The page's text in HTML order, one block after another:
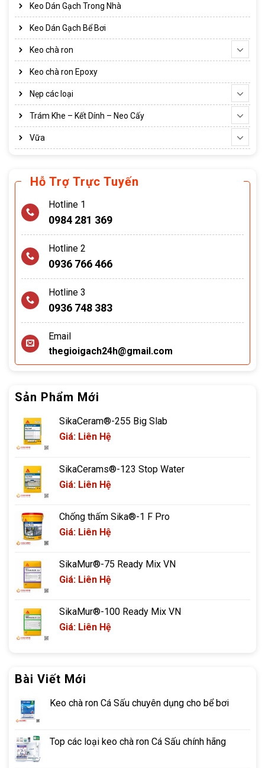
Keo Dán Gạch Trong Nhà
Keo Dán Gạch Bể Bơi
Keo chà ron
Keo chà ron Epoxy
Nẹp các loại
Trám Khe – Kết Dính – Neo Cấy
Vữa
Hỗ Trợ Trực Tuyến
Hotline 1
0984 281 369
Hotline 2
0936 766 466
Hotline 3
0936 748 383
Email
thegioigach24h@gmail.com
Sản Phẩm Mới
SikaCeram®-255 Big Slab
Giá: Liên Hệ
SikaCerams®-123 Stop Water
Giá: Liên Hệ
Chống thấm Sika®-1 F Pro
Giá: Liên Hệ
SikaMur®-75 Ready Mix VN
Giá: Liên Hệ
SikaMur®-100 Ready Mix VN
Giá: Liên Hệ
Bài Viết Mới
Keo chà ron Cá Sấu chuyên dụng cho bể bơi
Top các loại keo chà ron Cá Sấu chính hãng